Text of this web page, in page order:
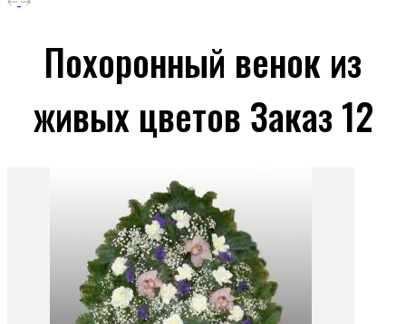
Похоронный венок из
живых цветов Заказ 12